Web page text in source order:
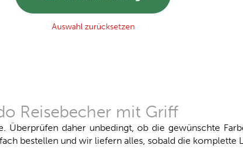
Auswahl zurücksetzen
Reisebecher mit Griff
Überprüfen daher unbedingt, ob die gewünschte
bestellen und wir liefern alles, sobald die komplette